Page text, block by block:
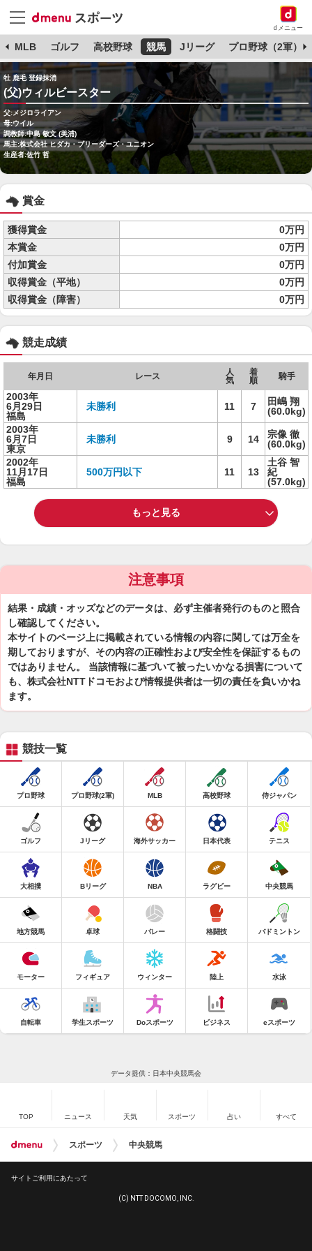
dメニュー
MLB ゴルフ 高校野球 競馬 Jリーグ プロ野球（2軍）
牡 鹿毛 登録抹消
(父)ウィルビースター
父:メジロライアン
母:ウイル
調教師:中島 敏文 (美浦)
馬主:株式会社 ヒダカ・ブリーダーズ・ユニオン
生産者:佐竹 哲
賞金
獲得賞金
0万円
本賞金
0万円
付加賞金
0万円
収得賞金（平地）
0万円
収得賞金（障害）
0万円
競走成績
年月日 レース
人
気
着
順
騎手
2003年
6月29日
福島
未勝利 11 7
田嶋 翔
(60.0kg)
2003年
6月7日
東京
未勝利 9 14
宗像 徹
(60.0kg)
2002年
11月17日
福島
500万円以下 11 13
土谷 智
紀
(57.0kg)
もっと見る
注意事項
結果・成績・オッズなどのデータは、必ず主催者発行のものと照合
し確認してください。
本サイトのページ上に掲載されている情報の内容に関しては万全を
期しておりますが、その内容の正確性および安全性を保証するもの
ではありません。 当該情報に基づいて被ったいかなる損害について
も、株式会社NTTドコモおよび情報提供者は一切の責任を負いかね
ます。
競技一覧
プロ野球 プロ野球(2軍) MLB 高校野球 侍ジャパン
ゴルフ Jリーグ 海外サッカー 日本代表 テニス
大相撲 Bリーグ NBA ラグビー 中央競馬
地方競馬 卓球 バレー 格闘技 バドミントン
モーター フィギュア ウィンター 陸上 水泳
自転車 学生スポーツ Doスポーツ ビジネス eスポーツ
データ提供：日本中央競馬会
TOP ニュース 天気 スポーツ 占い すべて
スポーツ 中央競馬
サイトご利用にあたって
(C) NTT DOCOMO, INC.